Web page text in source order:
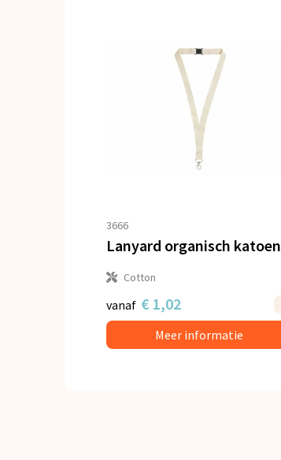
3666
Lanyard organisch katoen
Cotton
vanaf € 1,02
Meer informatie